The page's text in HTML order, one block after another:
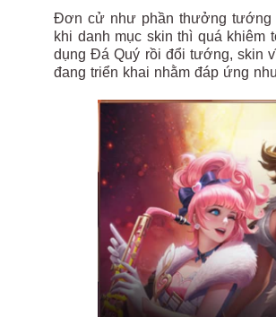
Đơn cử như phần thưởng tướng
khi danh mục skin thì quá
dụng Đá Quý rồi đổi tướng, skin
đang triển khai nhằm đáp ứng